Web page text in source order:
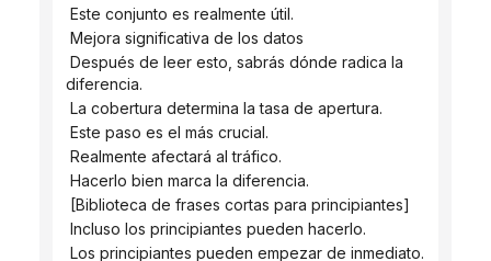
Este conjunto es realmente útil.
Mejora significativa de los datos
diferencia.
La cobertura determina la tasa de apertura.
Este paso es el más crucial.
Realmente afectará al tráfico.
Hacerlo bien marca la diferencia.
[Biblioteca de frases cortas para principiantes]
Incluso los principiantes pueden hacerlo.
Los principiantes pueden empezar de inmediato.